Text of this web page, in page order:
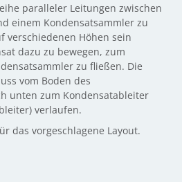
paralleler Leitungen zwischen
einem Kondensatsammler zu
verschiedenen Höhen sein
dazu zu bewegen, zum
zu fließen. Die
vom Boden des
unten zum Kondensatableiter
verlaufen.
das vorgeschlagene Layout.